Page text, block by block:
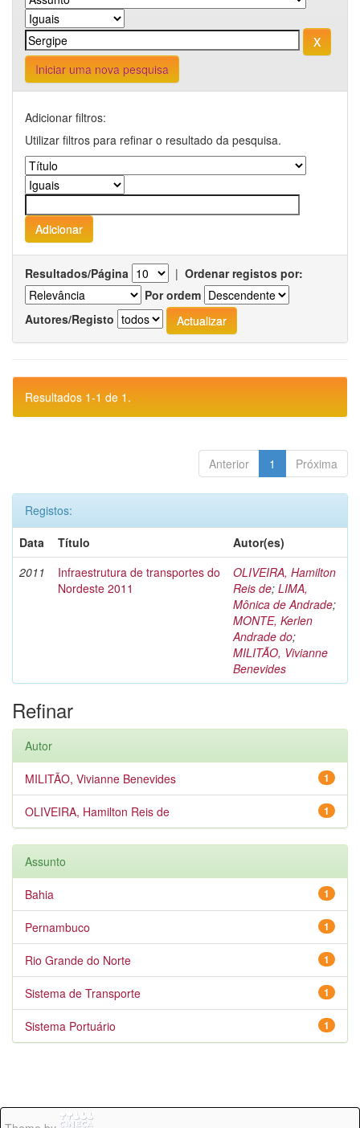
Iniciar uma nova pesquisa
Adicionar filtros:
Utilizar filtros para refinar o resultado da pesquisa.
Resultados/Página | Ordenar registos por:
Por ordem
Autores/Registo
Resultados 1-1 de 1.
Anterior 1 Próxima
Registos:
Data
Título
Autor(es)
2011
Infraestrutura de transportes do
Nordeste 2011
OLIVEIRA, Hamilton
Reis de; LIMA,
Mônica de Andrade;
MONTE, Kerlen
Andrade do;
MILITÃO, Vivianne
Benevides
Refinar
Autor
1
MILITÃO, Vivianne Benevides
1
OLIVEIRA, Hamilton Reis de
Assunto
1
Bahia
1
Pernambuco
1
Rio Grande do Norte
1
Sistema de Transporte
1
Sistema Portuário